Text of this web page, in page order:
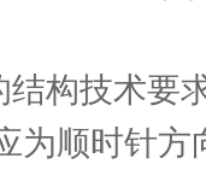
构技术要
顺时针方